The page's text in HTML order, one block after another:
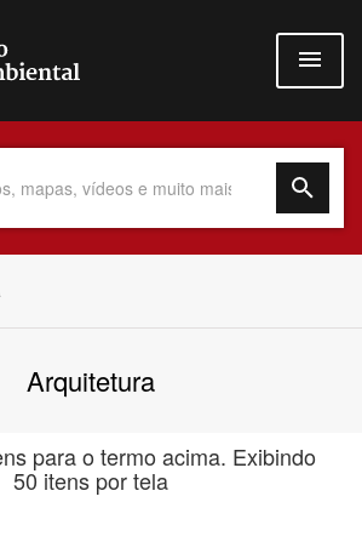
Arquitetura
para o termo acima. Exibindo
50 itens por tela